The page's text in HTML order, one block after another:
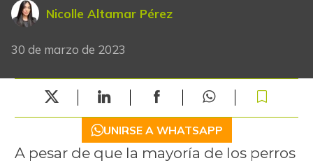
Nicolle Altamar Pérez
30 de marzo de 2023
UNIRSE A WHATSAPP
A pesar de que la mayoría de los perros